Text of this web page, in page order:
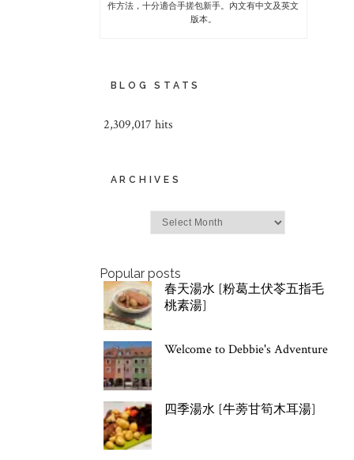
作方法，十分適合手搓包新手。內文有中文及英文
版本。
BLOG STATS
2,309,017 hits
ARCHIVES
Popular posts
春天湯水 [粉葛土伏苓五指毛
桃素湯]
Welcome to Debbie's Adventure
四季湯水 [牛蒡甘筍木耳湯]